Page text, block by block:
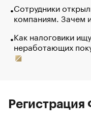
Сотрудники
компаниям. Зачем
Как налоговики
неработающих